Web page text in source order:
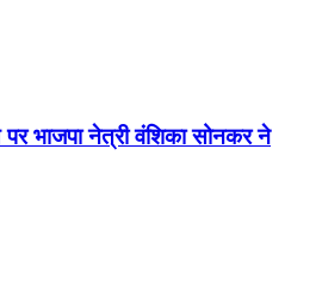
पर भाजपा नेत्री वंशिका सोनकर ने